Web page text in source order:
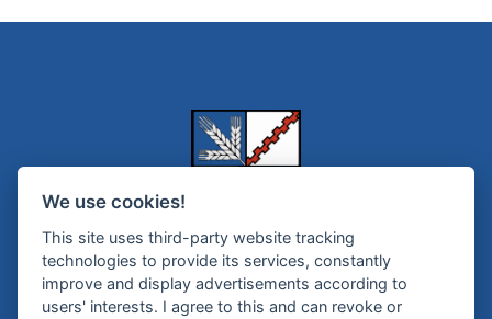
Gemeinde Wankendorf
We use cookies!
This site uses third-party website tracking
technologies to provide its services, constantly
improve and display advertisements according to
users' interests. I agree to this and can revoke or